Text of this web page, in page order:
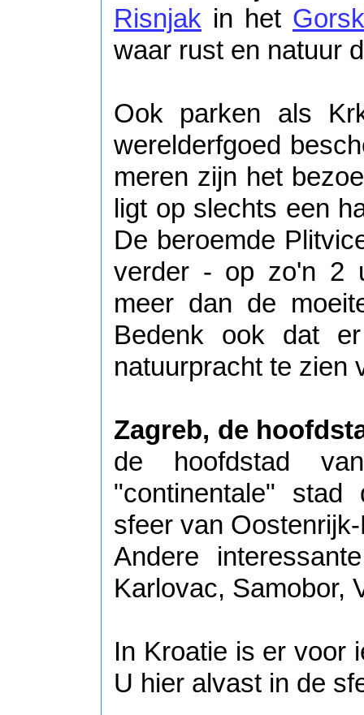
Risnjak in het
waar rust en natuur
Ook parken als
werelderfgoed
meren zijn het
ligt op slechts een
De beroemde
verder - op zo'n 2
meer dan de
Bedenk ook dat
natuurpracht te zien
Zagreb, de
de hoofdstad
"continentale" stad
sfeer van
Andere
Karlovac, Samobor,
In Kroatie is er voor
U hier alvast in de